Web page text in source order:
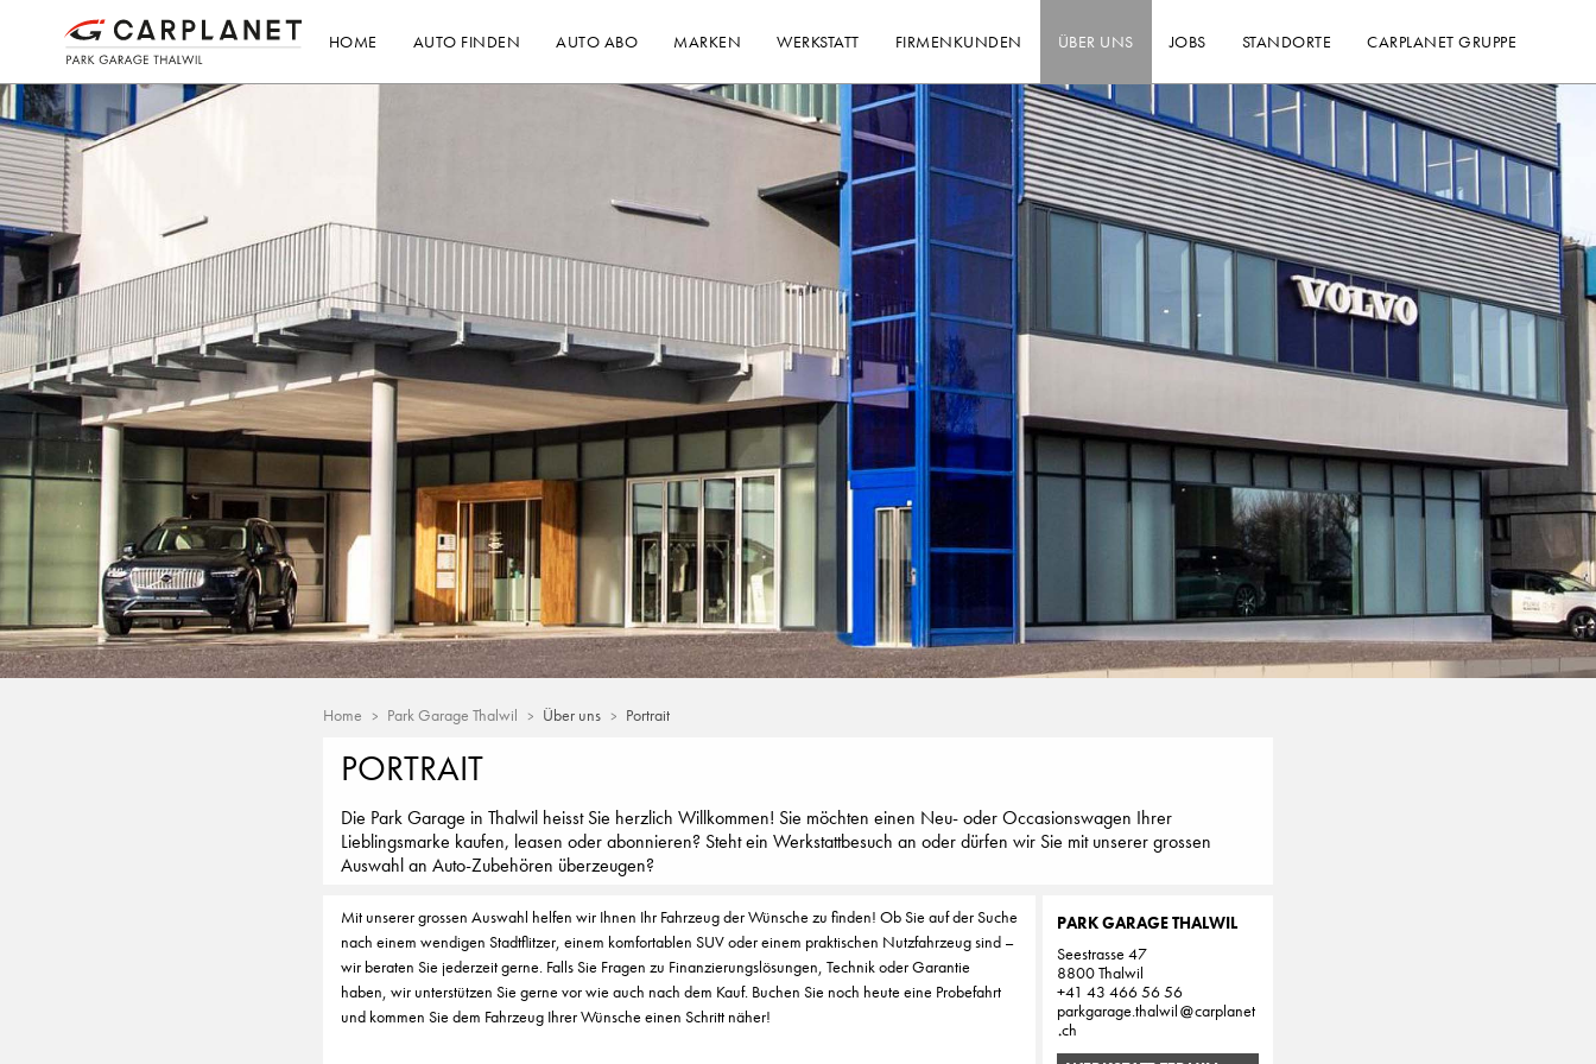
HOME AUTO FINDEN AUTO ABO MARKEN WERKSTATT FIRMENKUNDEN ÜBER UNS JOBS STANDORTE CARPLANET GRUPPE
Home Park Garage Thalwil Über uns Portrait
PORTRAIT
Die Park Garage in Thalwil heisst Sie herzlich Willkommen! Sie möchten einen Neu- oder Occasionswagen Ihrer
Lieblingsmarke kaufen, leasen oder abonnieren? Steht ein Werkstattbesuch an oder dürfen wir Sie mit unserer grossen
Auswahl an Auto-Zubehören überzeugen?
Mit unserer grossen Auswahl helfen wir Ihnen Ihr Fahrzeug der Wünsche zu finden! Ob Sie auf der Suche
nach einem wendigen Stadtflitzer, einem komfortablen SUV oder einem praktischen Nutzfahrzeug sind –
wir beraten Sie jederzeit gerne. Falls Sie Fragen zu Finanzierungslösungen, Technik oder Garantie
haben, wir unterstützen Sie gerne vor wie auch nach dem Kauf. Buchen Sie noch heute eine Probefahrt
und kommen Sie dem Fahrzeug Ihrer Wünsche einen Schritt näher!
PARK GARAGE THALWIL
Seestrasse 47
8800 Thalwil
+41 43 466 56 56
parkgarage.thalwil
carplanet
ch